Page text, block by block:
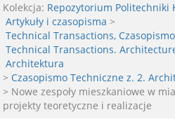
Kolekcja: Repozytorium Politechniki
Artykuły i czasopisma >
Technical Transactions,
Technical Transactions.
Architektura
> Czasopismo Techniczne z. 2.
> Nowe zespoły mieszkaniowe w
projekty teoretyczne i realizacje